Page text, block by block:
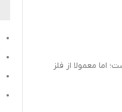
اما معمولا از فلز